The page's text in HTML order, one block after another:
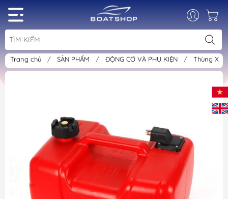
Trang chủ / SẢN PHẨM / ĐỘNG CƠ VÀ PHỤ KIỆN / Thùng